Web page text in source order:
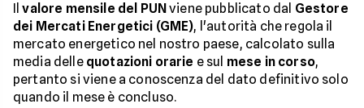
Ilvalore mensile del PUNviene pubblicato dal Gestore
dei Mercati Energetici (GME), l'autorità che regola il
mercato energetico nel nostro paese, calcolato sulla
media delle quotazioni orarie e sul mese in corso,
pertanto si viene a conoscenza del dato definitivo solo
quando il mese è concluso.